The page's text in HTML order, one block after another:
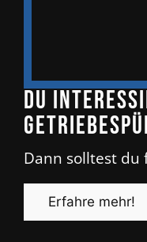
Du
Dann solltest du
Erfahre mehr!